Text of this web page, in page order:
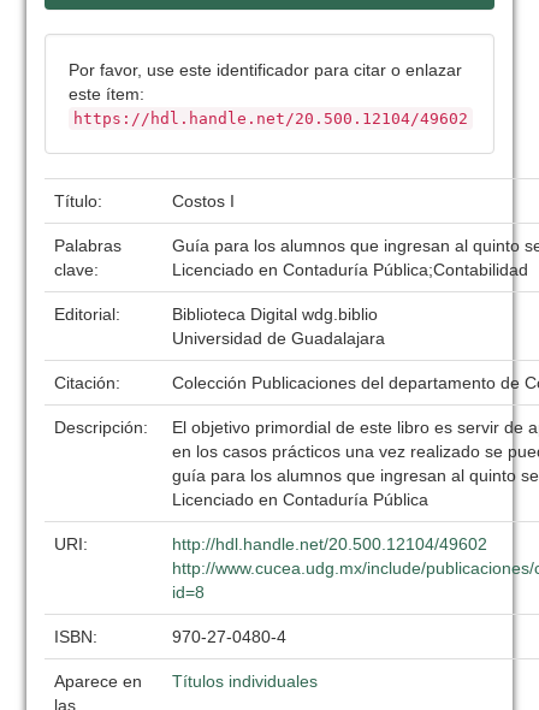
Por favor, use este identificador para citar o enlazar
este ítem:
https://hdl.handle.net/20.500.12104/49602
Título: Costos I
Palabras
clave:
Guía para los alumnos que ingresan al quinto
Licenciado en Contaduría Pública;Contabilidad
Editorial:
Biblioteca Digital wdg.biblio
Universidad de Guadalajara
Citación: Colección Publicaciones del departamento de
Descripción:
El objetivo primordial de este libro es servir de
en los casos prácticos una vez realizado se
guía para los alumnos que ingresan al quinto
Licenciado en Contaduría Pública
URI:
http://hdl.handle.net/20.500.12104/49602
http://www.cucea.udg.mx/include/
id=8
ISBN: 970-27-0480-4
Aparece en
las
Títulos individuales